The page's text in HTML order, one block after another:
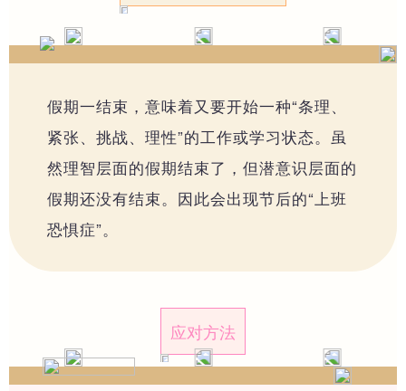
养生理念
┗━核心项目
┗━养生会所
┗━经络操视频
假期一结束，意味着又要开始一种“条理、
紧张、挑战、理性”的工作或学习状态。虽
然理智层面的假期结束了，但潜意识层面的
假期还没有结束。因此会出现节后的“上班
恐惧症”。
应对方法